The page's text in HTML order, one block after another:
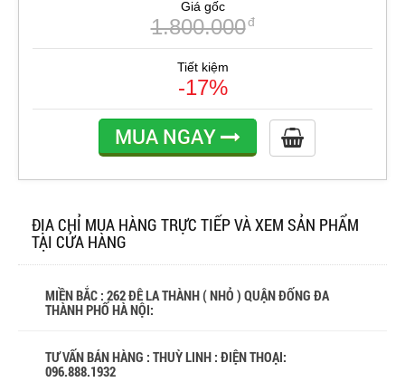
Giá gốc
1.800.000đ
Tiết kiệm
-17%
MUA NGAY
ĐỊA CHỈ MUA HÀNG TRỰC TIẾP VÀ XEM SẢN PHẨM
TẠI CỬA HÀNG
MIỀN BẮC : 262 ĐÊ LA THÀNH ( NHỎ ) QUẬN ĐỐNG ĐA
THÀNH PHỐ HÀ NỘI:
TƯ VẤN BÁN HÀNG : THUỲ LINH : ĐIỆN THOẠI:
096.888.1932